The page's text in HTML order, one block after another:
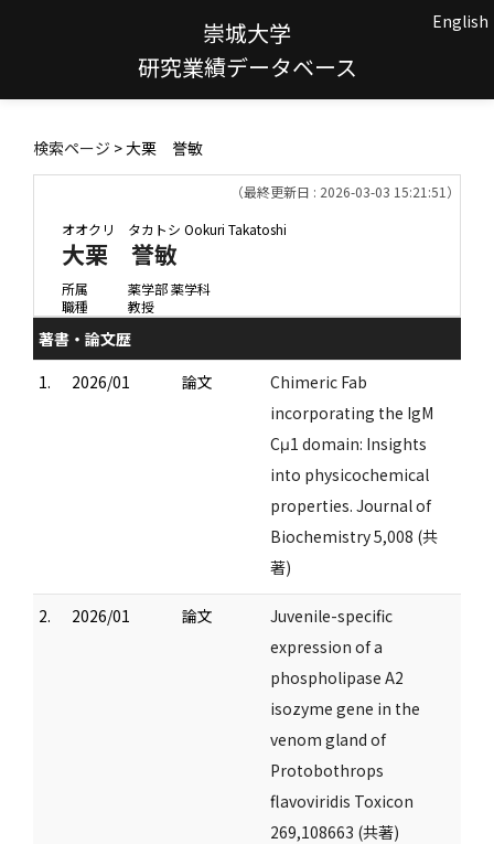
崇城大学
研究業績データベース
English
検索ページ > 大栗 誉敏
（最終更新日 : 2026-03-03 15:21:51）
オオクリ タカトシ Ookuri Takatoshi
大栗 誉敏
所属
薬学部 薬学科
職種
教授
著書・論文歴
1.
2026/01 論文
Chimeric Fab
incorporating the IgM
Cμ1 domain: Insights
into physicochemical
properties. Journal of
Biochemistry 5,008 (共
著)
2. 2026/01 論文
Juvenile-specific
expression of a
phospholipase A2
isozyme gene in the
venom gland of
Protobothrops
flavoviridis Toxicon
269,108663 (共著)